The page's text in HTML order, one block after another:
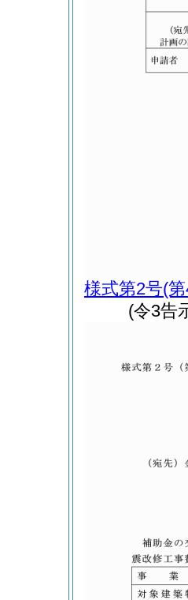
様式第2号(
(令3告